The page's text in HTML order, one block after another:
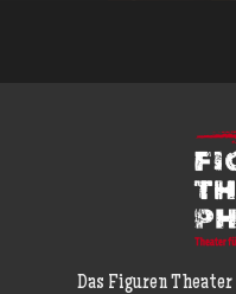
Das Figuren